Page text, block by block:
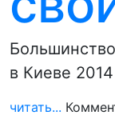
в Киеве
читать...